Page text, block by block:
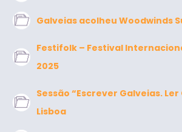
Galveias acolheu Woodwinds
Festifolk – Festival
2025
Sessão “Escrever Galveias.
Lisboa